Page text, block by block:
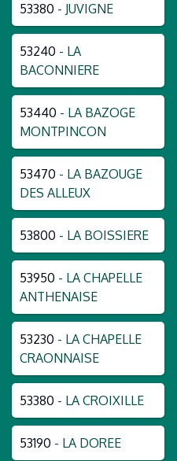
53380 - JUVIGNE
53240 - LA
BACONNIERE
53440 - LA BAZOGE
MONTPINCON
53470 - LA BAZOUGE
DES ALLEUX
53800 - LA BOISSIERE
53950 - LA CHAPELLE
ANTHENAISE
53230 - LA CHAPELLE
CRAONNAISE
53380 - LA CROIXILLE
53190 - LA DOREE